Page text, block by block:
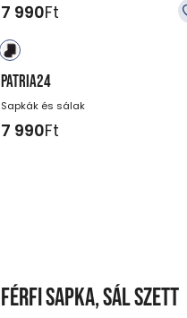
7 990Ft
PATRIA24
Sapkák és sálak
7 990Ft
Férfi sapka, sál szett